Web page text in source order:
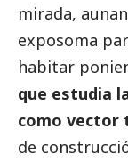
mirada,
exposoma
habitar
que estudia
como vector
de